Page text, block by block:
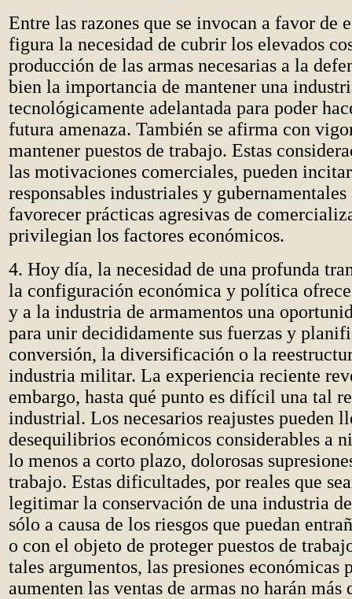
Entre las razones que se invocan a favor de
figura la necesidad de cubrir los elevados
producción de las armas necesarias a la
bien la importancia de mantener una
tecnológicamente adelantada para poder
futura amenaza. También se afirma con
mantener puestos de trabajo. Estas
las motivaciones comerciales, pueden
responsables industriales y gubernamentales
favorecer prácticas agresivas de
privilegian los factores económicos.
4. Hoy día, la necesidad de una profunda
la configuración económica y política
y a la industria de armamentos una
para unir decididamente sus fuerzas y
conversión, la diversificación o la
industria militar. La experiencia reciente
embargo, hasta qué punto es difícil una tal
industrial. Los necesarios reajustes pueden
desequilibrios económicos considerables a
lo menos a corto plazo, dolorosas
trabajo. Estas dificultades, por reales que
legitimar la conservación de una industria
sólo a causa de los riesgos que puedan
o con el objeto de proteger puestos de
tales argumentos, las presiones económicas
aumenten las ventas de armas no harán más